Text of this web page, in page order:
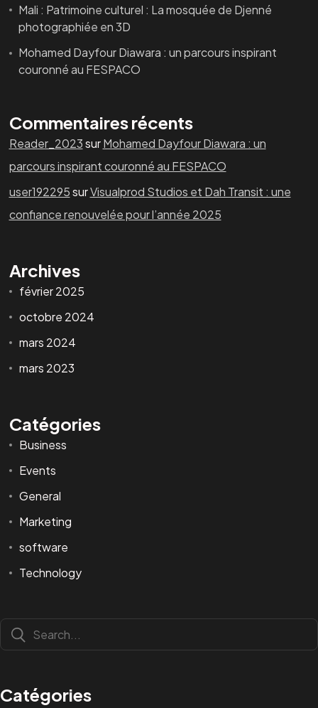
Mali : Patrimoine culturel : La mosquée de Djenné
photographiée en 3D
Mohamed Dayfour Diawara : un parcours inspirant
couronné au FESPACO
Commentaires récents
Reader_2023surMohamed Dayfour Diawara : un
parcours inspirant couronné au FESPACO
user192295surVisualprod Studios et Dah Transit : une
confiance renouvelée pour l’année 2025
Archives
février 2025
octobre 2024
mars 2024
mars 2023
Catégories
Business
Events
General
Marketing
software
Technology
Catégories